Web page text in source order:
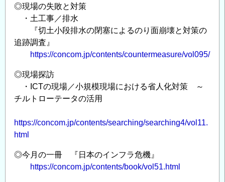
◎現場の失敗と対策
・土工事／排水
『切土小段排水の閉塞によるのり面崩壊と対策の
追跡調査』
https://concom.jp/contents/countermeasure/vol095/
◎現場探訪
・ICTの現場／小規模現場における省人化対策 ～
チルトローテータの活用
https://concom.jp/contents/searching/searching4/vol11.
html
◎今月の一冊 『日本のインフラ危機』
https://concom.jp/contents/book/vol51.html